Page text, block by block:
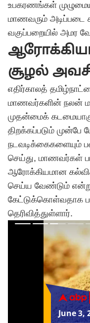
உபகரணங்கள்
மாணவரும்
வகுப்பறையில் அமர
சூழல்
எதிர்காலத்
மாணவர்களின் நலன்
முதன்மைக்
திறக்கப்படும்
நடவடிக்கைகளையும்
செய்து, மாணவர்கள்
ஆரோக்கியமான
செய்ய வேண்டும் என்று
கேட்டுக்கொள்வதாக
தெரிவித்துள்ளார்.